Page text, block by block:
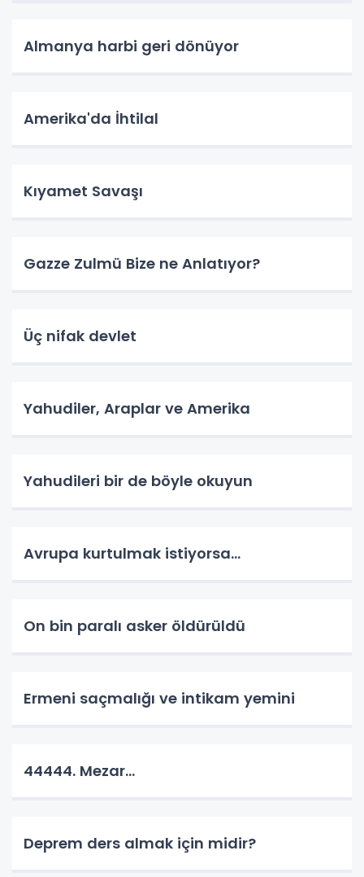
Almanya harbi geri dönüyor
Amerika'da İhtilal
Kıyamet Savaşı
Gazze Zulmü Bize ne Anlatıyor?
Üç nifak devlet
Yahudiler, Araplar ve Amerika
Yahudileri bir de böyle okuyun
Avrupa kurtulmak istiyorsa...
On bin paralı asker öldürüldü
Ermeni saçmalığı ve intikam yemini
44444. Mezar...
Deprem ders almak için midir?